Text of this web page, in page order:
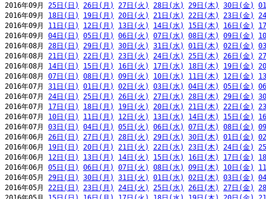
2016年09月 25日(日) 26日(月) 27日(火) 28日(水) 29日(木) 30日(金)
2016年09月 18日(日) 19日(月) 20日(火) 21日(水) 22日(木) 23日(金)
2016年09月 11日(日) 12日(月) 13日(火) 14日(水) 15日(木) 16日(金)
2016年09月 04日(日) 05日(月) 06日(火) 07日(水) 08日(木) 09日(金)
2016年08月 28日(日) 29日(月) 30日(火) 31日(水) 01日(木) 02日(金)
2016年08月 21日(日) 22日(月) 23日(火) 24日(水) 25日(木) 26日(金)
2016年08月 14日(日) 15日(月) 16日(火) 17日(水) 18日(木) 19日(金)
2016年08月 07日(日) 08日(月) 09日(火) 10日(水) 11日(木) 12日(金)
2016年07月 31日(日) 01日(月) 02日(火) 03日(水) 04日(木) 05日(金)
2016年07月 24日(日) 25日(月) 26日(火) 27日(水) 28日(木) 29日(金)
2016年07月 17日(日) 18日(月) 19日(火) 20日(水) 21日(木) 22日(金)
2016年07月 10日(日) 11日(月) 12日(火) 13日(水) 14日(木) 15日(金)
2016年07月 03日(日) 04日(月) 05日(火) 06日(水) 07日(木) 08日(金)
2016年06月 26日(日) 27日(月) 28日(火) 29日(水) 30日(木) 01日(金)
2016年06月 19日(日) 20日(月) 21日(火) 22日(水) 23日(木) 24日(金)
2016年06月 12日(日) 13日(月) 14日(火) 15日(水) 16日(木) 17日(金)
2016年06月 05日(日) 06日(月) 07日(火) 08日(水) 09日(木) 10日(金)
2016年05月 29日(日) 30日(月) 31日(火) 01日(水) 02日(木) 03日(金)
2016年05月 22日(日) 23日(月) 24日(火) 25日(水) 26日(木) 27日(金)